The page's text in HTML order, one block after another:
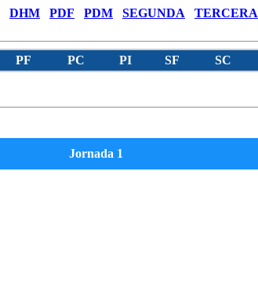
DHM PDF PDM SEGUNDA TERCERA
PF PC PI SF SC
Jornada 1